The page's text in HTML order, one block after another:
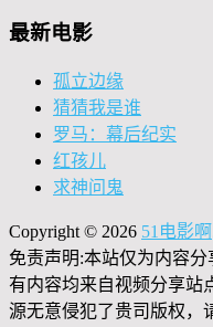
最新电影
孤立边缘
猜猜我是谁
罗马：幕后纪实
红孩儿
求神问鬼
Copyright © 2026 51电影啊
免责声明:本站仅为内容
有内容均来自视频分享站
源无意侵犯了贵司版权，